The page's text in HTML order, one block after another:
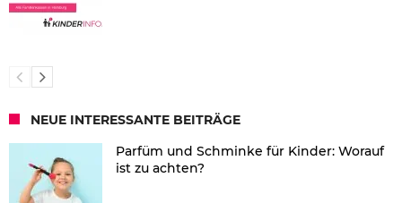
NEUE INTERESSANTE BEITRÄGE
Parfüm und Schminke für Kinder: Worauf
ist zu achten?